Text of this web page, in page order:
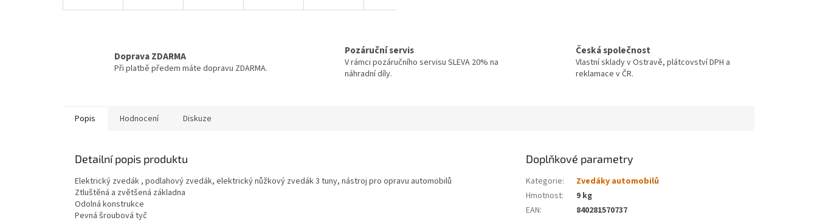
Doprava ZDARMA
Při platbě předem máte dopravu ZDARMA.
Pozáruční servis
V rámci pozáručního servisu SLEVA 20% na
náhradní díly.
Česká společnost
Vlastní sklady v Ostravě, plátcovství DPH a
reklamace v ČR.
Popis Hodnocení Diskuze
Detailní popis produktu
Elektrický zvedák , podlahový zvedák, elektrický nůžkový zvedák 3 tuny, nástroj pro opravu automobilů
Ztluštěná a zvětšená základna
Odolná konstrukce
Pevná šroubová tyč
Doplňkové parametry
Kategorie:
Zvedáky automobilů
Hmotnost:
9 kg
EAN: 840281570737